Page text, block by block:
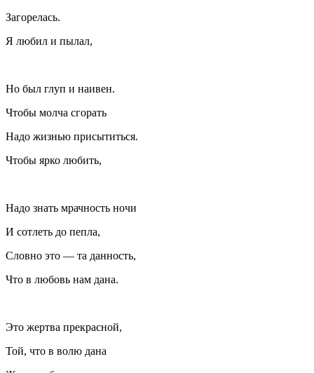
Загорелась.
Я любил и пылал,
Но был глуп и наивен.
Чтобы молча сгорать
Надо жизнью присытиться.
Чтобы ярко любить,
Надо знать мрачность ночи
И сотлеть до пепла,
Словно это — та данность,
Что в любовь нам дана.
Это жертва прекрасной,
Той, что в волю дана